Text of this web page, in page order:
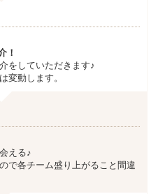
！
をしていただきます♪
変動します。
える♪
で各チーム盛り上がること間違